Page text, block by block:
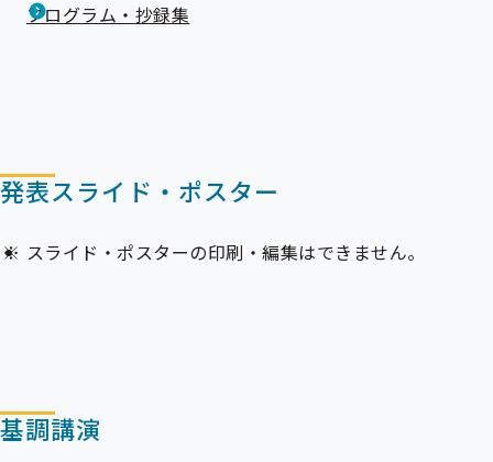
プログラム・抄録集
発表スライド・ポスター
スライド・ポスターの印刷・編集はできません。
基調講演